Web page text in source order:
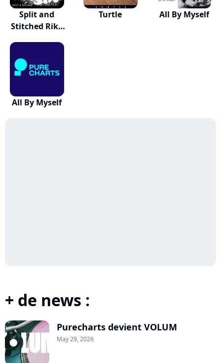
Split and
Stitched Rikk
Turtle All By Myself
All By Myself
+ de news :
Purecharts devient VOLUM
May 29, 2026